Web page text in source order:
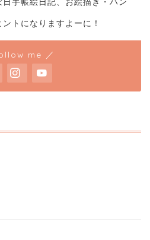
手帳絵日記、お絵描き・ハン
トになりますよーに！
me ／